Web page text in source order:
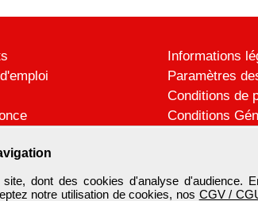
dont des cookies d'analyse d'audience.
notre utilisation de cookies, nos CGV /
Informations
Paramètres
Conditions de
Conditions